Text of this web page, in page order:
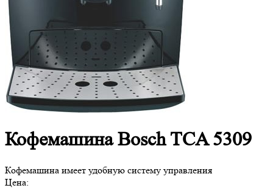
Кофемашина Bosch TCA 5309
Кофемашина имеет удобную систему управления
Цена: